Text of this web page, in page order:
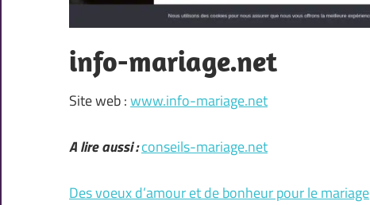
info-mariage.net
Site web :www.info-mariage.net
A lire aussi :conseils-mariage.net
Des voeux d’amour et de bonheur pour le mariage